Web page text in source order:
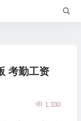
考勤工资
1,330